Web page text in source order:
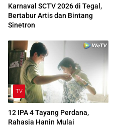
Karnaval SCTV 2026 di Tegal,
Bertabur Artis dan Bintang
Sinetron
TV
12 IPA 4 Tayang Perdana,
Rahasia Hanin Mulai